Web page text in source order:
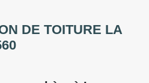
DE TOITURE LA